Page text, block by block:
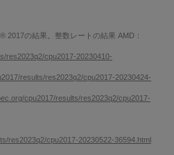
2017の結果。整数レートの結果 AMD：
res2023q2/cpu2017-20230410-
results/res2023q2/cpu2017-20230424-
cpu2017/results/res2023q2/cpu2017-
res2023q2/cpu2017-20230522-36594.html